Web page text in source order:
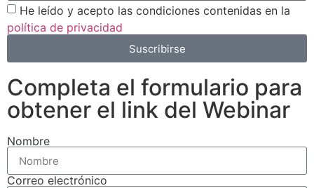
He leído y acepto las condiciones contenidas en la
política de privacidad
Suscribirse
Completa el formulario para
obtener el link del Webinar
Nombre
Correo electrónico